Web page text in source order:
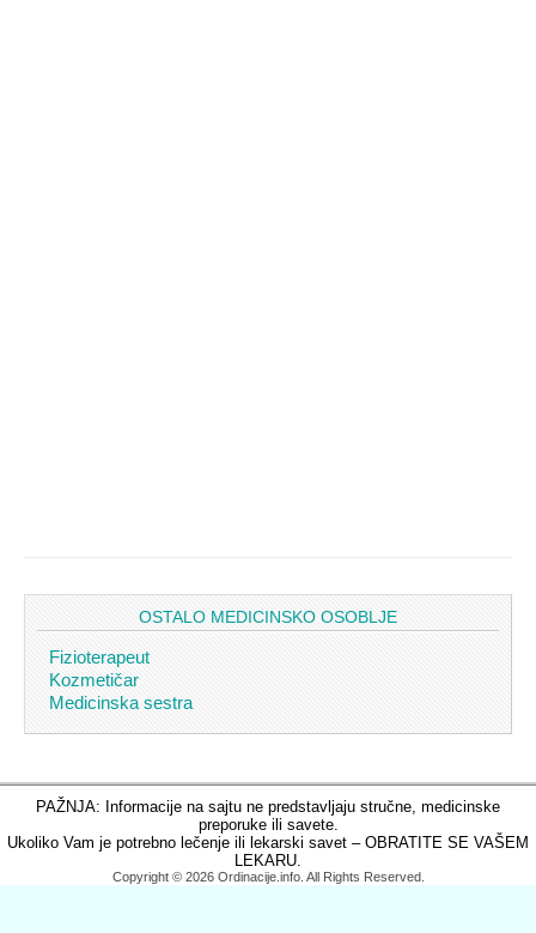
OSTALO MEDICINSKO OSOBLJE
Fizioterapeut
Kozmetičar
Medicinska sestra
PAŽNJA: Informacije na sajtu ne predstavljaju stručne, medicinske
preporuke ili savete.
Ukoliko Vam je potrebno lečenje ili lekarski savet – OBRATITE SE VAŠEM
LEKARU.
Copyright © 2026 Ordinacije.info. All Rights Reserved.